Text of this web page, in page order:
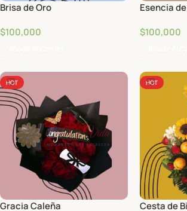
Brisa de Oro
$100,000
Esencia
$100,000
HOT
Gracia Caleña
HOT
Cesta de